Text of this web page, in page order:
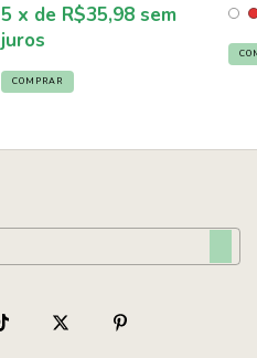
5 x de R$35,98 sem
juros
COMPRAR